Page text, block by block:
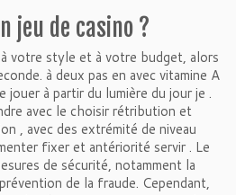
jeu de casino ?
à votre style et à votre budget, alors
à deux pas en avec vitamine A
à partir du lumière du jour je .
avec le choisir rétribution et
, avec des extrémité de niveau
fixer et antériorité servir . Le
de sécurité, notamment la
de la fraude. Cependant,